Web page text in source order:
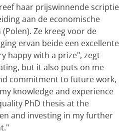
haar prijswinnende scriptie
aan de economische
Ze kreeg voor de
ervan beide een excellente
happy with a prize", zegt
but it also puts on me
commitment to future work,
knowledge and experience
PhD thesis at the
and investing in my further